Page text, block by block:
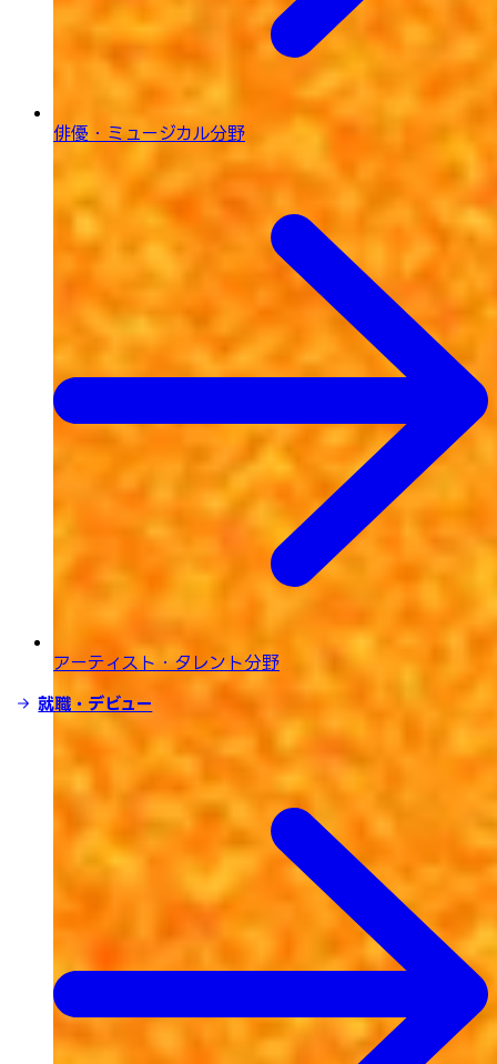
俳優・ミュージカル分野
アーティスト・タレント分野
就職・デビュー